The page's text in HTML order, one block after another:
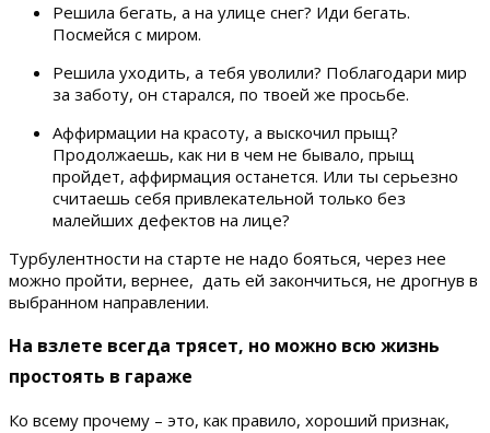
Решила бегать, а на улице снег? Иди бегать.
Посмейся с миром.
Решила уходить, а тебя уволили? Поблагодари мир
за заботу, он старался, по твоей же просьбе.
Аффирмации на красоту, а выскочил прыщ?
Продолжаешь, как ни в чем не бывало, прыщ
пройдет, аффирмация останется. Или ты серьезно
считаешь себя привлекательной только без
малейших дефектов на лице?
Турбулентности на старте не надо бояться, через нее
можно пройти, вернее, дать ей закончиться, не дрогнув в
выбранном направлении.
На взлете всегда трясет, но можно всю жизнь
простоять в гараже
Ко всему прочему – это, как правило, хороший признак,